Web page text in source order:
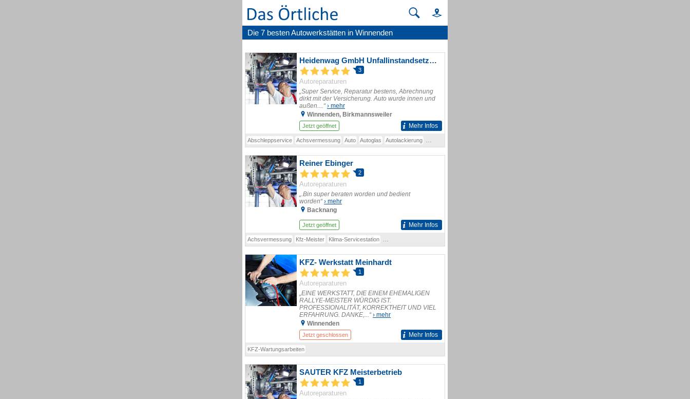
Die 7 besten Autowerkstätten in Winnenden
Heidenwag GmbH Unfallinstandsetzung Abschleppservice
3
Autoreparaturen
„Super Service, Reparatur bestens, Abrechnung
dirkt mit der Versicherung. Auto wurde innen und
außen....“› mehr
Winnenden, Birkmannsweiler
Jetzt geöffnet Mehr Infos
Abschleppservice Achsvermessung Auto Autoglas Autolackierung
Reiner Ebinger
2
Autoreparaturen
„.Bin super beraten worden und bedient
worden“› mehr
Backnang
Jetzt geöffnet Mehr Infos
Achsvermessung Kfz-Meister Klima-Servicestation
KFZ- Werkstatt Meinhardt
1
Autoreparaturen
„EINE WERKSTATT, DIE EINEM EHEMALIGEN
RALLYE-MEISTER WÜRDIG IST.
PROFESSIONALITÄT, KORREKTHEIT UND VIEL
ERFAHRUNG. DANKE,...“› mehr
Winnenden
Jetzt geschlossen Mehr Infos
KFZ-Wartungsarbeiten
SAUTER KFZ Meisterbetrieb
1
Autoreparaturen